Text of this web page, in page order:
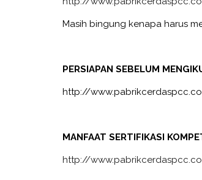
Masih bingung kenapa harus
PERSIAPAN SEBELUM
http://
MANFAAT SERTIFIKASI
http://